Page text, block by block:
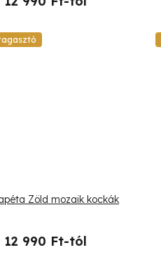
Zöld mozaik kockák
12 990 Ft-tól